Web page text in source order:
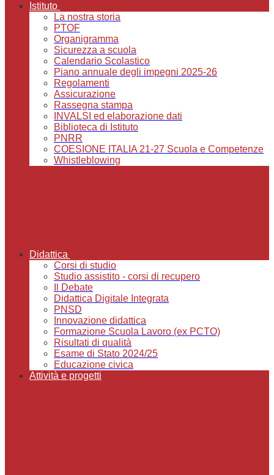
Istituto
La nostra storia
PTOF
Organigramma
Sicurezza a scuola
Calendario Scolastico
Piano annuale degli impegni 2025-26
Regolamenti
Assicurazione
Rassegna stampa
INVALSI ed elaborazione dati
Biblioteca di Istituto
PNRR
COESIONE ITALIA 21-27 Scuola e Competenze
Whistleblowing
Didattica
Corsi di studio
Studio assistito - corsi di recupero
Il Debate
Didattica Digitale Integrata
PNSD
Innovazione didattica
Formazione Scuola Lavoro (ex PCTO)
Risultati di qualità
Esame di Stato 2024/25
Educazione civica
Attività e progetti